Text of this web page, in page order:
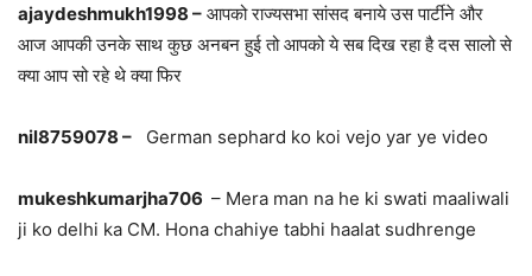
ajaydeshmukh1998 – आपको राज्यसभा सांसद बनाये उस पार्टीने और
आज आपकी उनके साथ कुछ अनबन हुई तो आपको ये सब दिख रहा है दस सालो से
क्या आप सो रहे थे क्या फिर
nil8759078 – German sephard ko koi vejo yar ye video
mukeshkumarjha706 – Mera man na he ki swati maaliwali
ji ko delhi ka CM. Hona chahiye tabhi haalat sudhrenge